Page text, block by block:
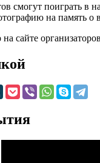
смогут поиграть
на память о
сайте